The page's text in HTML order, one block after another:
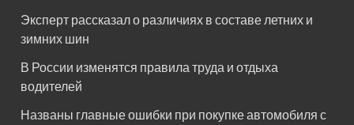
Эксперт рассказал о различиях в составе летних и
зимних шин
В России изменятся правила труда и отдыха
водителей
Названы главные ошибки при покупке автомобиля с